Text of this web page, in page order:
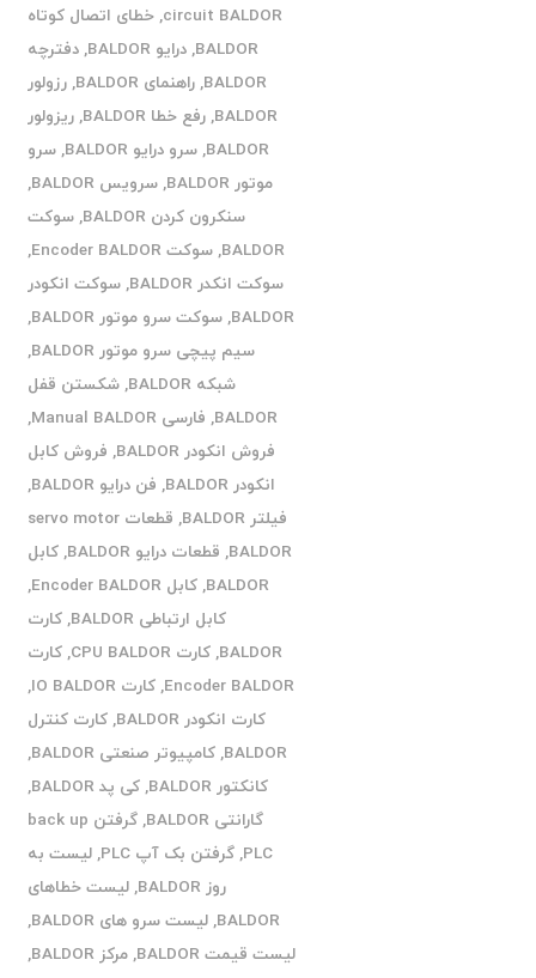
circuit BALDOR
,خطای اتصال کوتاه
BALDOR
,درایو BALDOR ,دفترچه
BALDOR
,راهنمای BALDOR ,رزولور
BALDOR
,رفع خطا BALDOR ,ریزولور
BALDOR
,سرو درایو BALDOR ,سرو
موتور BALDOR
,سرویس BALDOR
,
سنکرون کردن BALDOR
,سوکت
BALDOR
,سوکت Encoder BALDOR
,
سوکت انکدر BALDOR
,سوکت انکودر
BALDOR
,سوکت سرو موتور BALDOR
,
سیم پیچی سرو موتور BALDOR
,
شبکه BALDOR
,شکستن قفل
BALDOR
, فارسی Manual BALDOR
,
فروش انکودر BALDOR
, فروش کابل
انکودر BALDOR
, فن درایو BALDOR
,
فیلتر BALDOR
,
قطعات servo motor
BALDOR
, قطعات درایو BALDOR ,کابل
BALDOR
,کابل Encoder BALDOR
,
کابل ارتباطی BALDOR
,کارت
BALDOR
,کارت CPU BALDOR ,کارت
Encoder BALDOR
,کارت IO BALDOR
,
کارت انکودر BALDOR
,کارت کنترل
BALDOR
,کامپیوتر صنعتی BALDOR
,
کانکتور BALDOR
,کی پد BALDOR
,
گارانتی BALDOR
,
گرفتن back up
PLC
,گرفتن بک آپ PLC ,لیست به
روز BALDOR
,لیست خطاهای
BALDOR
,لیست سرو های BALDOR
,
لیست قیمت BALDOR
,مرکز BALDOR
,